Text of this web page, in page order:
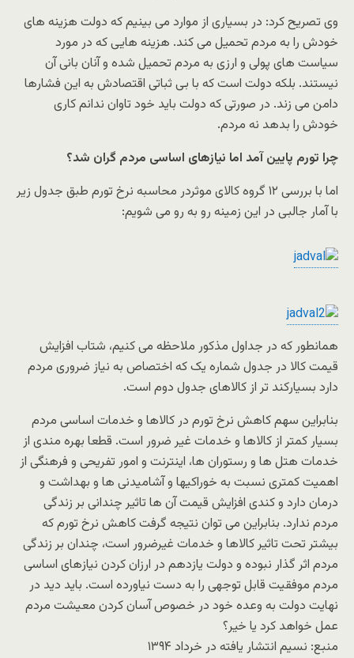
وی تصریح کرد: در بسیاری از موارد می بینیم که دولت هزینه های
خودش را به مردم تحمیل می کند. هزینه هایی که در مورد
سیاست های پولی و ارزی به مردم تحمیل شده و آنان بانی آن
نیستند. بلکه دولت است که با بی ثباتی اقتصادش به این فشارها
دامن می زند. در صورتی که دولت باید خود تاوان ندانم کاری
خودش را بدهد نه مردم.
چرا تورم پایین آمد اما نیازهای اساسی مردم گران شد؟
اما با بررسی ۱۲ گروه کالای موثردر محاسبه نرخ تورم طبق جدول زیر
با آمار جالبی در این زمینه رو به رو می شویم:
همانطور که در جداول مذکور ملاحظه می کنیم، شتاب افزایش
قیمت کالا در جدول شماره یک که اختصاص به نیاز ضروری مردم
دارد بسیارکند تر از کالاهای جدول دوم است.
بنابراین سهم کاهش نرخ تورم در کالاها و خدمات اساسی مردم
بسیار کمتر از کالاها و خدمات غیر ضرور است. قطعا بهره مندی از
خدمات هتل ها و رستوران ها، اینترنت و امور تفریحی و فرهنگی از
اهمیت کمتری نسبت به خوراکیها و آشامیدنی ها و بهداشت و
درمان دارد و کندی افزایش قیمت آن ها تاثیر چندانی بر زندگی
مردم ندارد. بنابراین می توان نتیجه گرفت کاهش نرخ تورم که
بیشتر تحت تاثیر کالاها و خدمات غیرضرور است، چندان بر زندگی
مردم اثر گذار نبوده و دولت یازدهم در ارزان کردن نیازهای اساسی
مردم موفقیت قابل توجهی را به دست نیاورده است. باید دید در
نهایت دولت به وعده خود در خصوص آسان کردن معیشت مردم
عمل خواهد کرد یا خیر؟
منبع: نسیم انتشار یافته در خرداد ۱۳۹۴